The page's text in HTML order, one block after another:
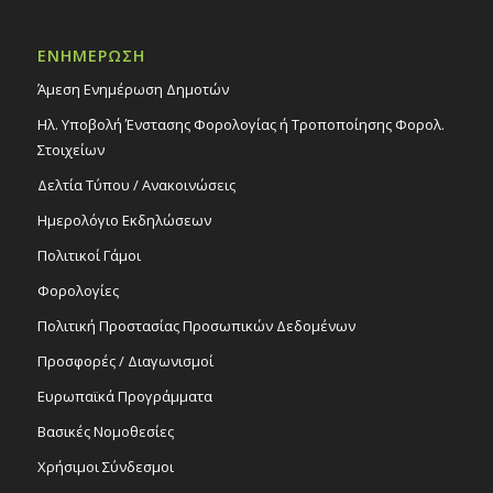
ΕΝΗΜΕΡΩΣΗ
Άμεση Ενημέρωση Δημοτών
Ηλ. Υποβολή Ένστασης Φορολογίας ή Τροποποίησης Φορολ.
Στοιχείων
Δελτία Τύπου / Ανακοινώσεις
Ημερολόγιο Εκδηλώσεων
Πολιτικοί Γάμοι
Φορολογίες
Πολιτική Προστασίας Προσωπικών Δεδομένων
Προσφορές / Διαγωνισμοί
Ευρωπαϊκά Προγράμματα
Βασικές Νομοθεσίες
Χρήσιμοι Σύνδεσμοι